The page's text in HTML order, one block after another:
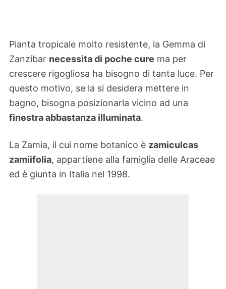
Pianta tropicale molto resistente, la Gemma di
Zanzibar necessita di poche cure ma per
crescere rigogliosa ha bisogno di tanta luce. Per
questo motivo, se la si desidera mettere in
bagno, bisogna posizionarla vicino ad una
finestra abbastanza illuminata.
La Zamia, il cui nome botanico è zamiculcas
zamiifolia, appartiene alla famiglia delle Araceae
ed è giunta in Italia nel 1998.